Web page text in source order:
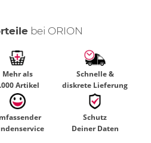
bei ORION
Mehr als
Artikel
Schnelle &
diskrete Lieferung
Schutz
Deiner Daten